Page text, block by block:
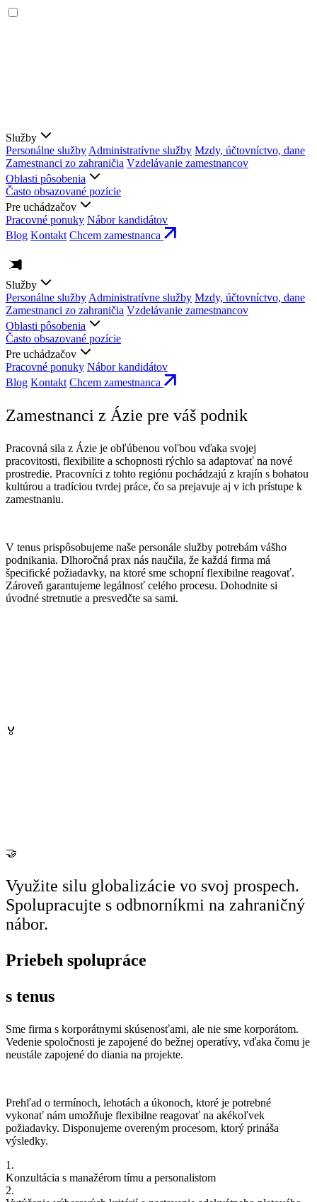
Služby
Personálne služby Administratívne služby Mzdy, účtovníctvo, dane
Zamestnanci zo zahraničia Vzdelávanie zamestnancov
Oblasti pôsobenia
Často obsazované pozície
Pre uchádzačov
Pracovné ponuky Nábor kandidátov
Blog Kontakt Chcem zamestnanca
Služby
Personálne služby Administratívne služby Mzdy, účtovníctvo, dane
Zamestnanci zo zahraničia Vzdelávanie zamestnancov
Oblasti pôsobenia
Často obsazované pozície
Pre uchádzačov
Pracovné ponuky Nábor kandidátov
Blog Kontakt Chcem zamestnanca
Zamestnanci z Ázie pre váš podnik
Pracovná sila z Ázie je obľúbenou voľbou vďaka svojej
pracovitosti, flexibilite a schopnosti rýchlo sa adaptovať na nové
prostredie. Pracovníci z tohto regiónu pochádzajú z krajín s bohatou
kultúrou a tradíciou tvrdej práce, čo sa prejavuje aj v ich prístupe k
zamestnaniu.
V tenus prispôsobujeme naše personále služby potrebám vášho
podnikania. Dlhoročná prax nás naučila, že každá firma má
špecifické požiadavky, na ktoré sme schopní flexibilne reagovať.
Zároveň garantujeme legálnosť celého procesu. Dohodnite si
úvodné stretnutie a presvedčte sa sami.
🏅
🤝
Využite silu globalizácie vo svoj prospech.
Spolupracujte s odbnorníkmi na zahraničný
nábor.
Priebeh spolupráce
s tenus
Sme firma s korporátnymi skúsenosťami, ale nie sme korporátom.
Vedenie spoločnosti je zapojené do bežnej operatívy, vďaka čomu je
neustále zapojené do diania na projekte.
Prehľad o termínoch, lehotách a úkonoch, ktoré je potrebné
vykonať nám umožňuje flexibilne reagovať na akékoľvek
požiadavky. Disponujeme overeným procesom, ktorý prináša
výsledky.
1.
Konzultácia s manažérom tímu a personalistom
2.